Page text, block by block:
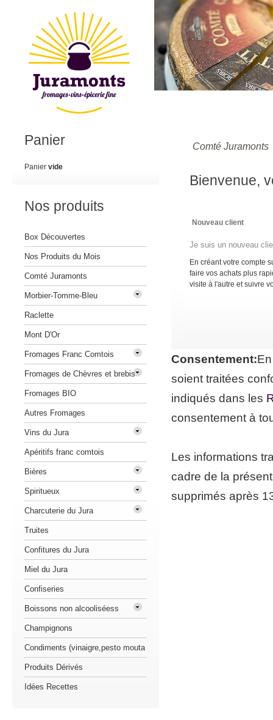
Comté Juramonts
Bienvenue,
Nouveau client
Je suis un nouveau
En créant votre compte
faire vos achats plus
visite à l'autre et suivre
Consentement:
soient traitées
indiqués dans les
consentement à
Les informations
cadre de la
supprimés après
Panier
Panier vide
Nos produits
Box Découvertes
Nos Produits du Mois
Comté Juramonts
Morbier-Tomme-Bleu
Raclette
Mont D'Or
Fromages Franc Comtois
Fromages de Chèvres et brebis
Fromages BIO
Autres Fromages
Vins du Jura
Apéritifs franc comtois
Bières
Spiritueux
Charcuterie du Jura
Truites
Confitures du Jura
Miel du Jura
Confiseries
Boissons non alcooliséess
Champignons
Condiments (vinaigre,pesto mouta
Produits Dérivés
Idées Recettes